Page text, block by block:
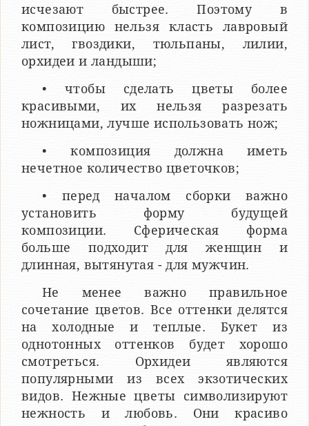
исчезают быстрее. Поэтому в
композицию нельзя класть лавровый
лист, гвоздики, тюльпаны, лилии,
орхидеи и ландыши;
• чтобы сделать цветы более
красивыми, их нельзя разрезать
ножницами, лучше использовать нож;
• композиция должна иметь
нечетное количество цветочков;
• перед началом сборки важно
установить форму будущей
композиции. Сферическая форма
больше подходит для женщин и
длинная, вытянутая - для мужчин.
Не менее важно правильное
сочетание цветов. Все оттенки делятся
на холодные и теплые. Букет из
однотонных оттенков будет хорошо
смотреться. Орхидеи являются
популярными из всех экзотических
видов. Нежные цветы символизируют
нежность и любовь. Они красиво